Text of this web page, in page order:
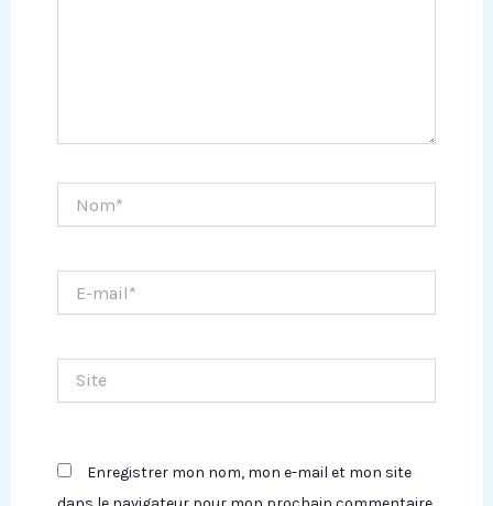
mail*
Enregistrer mon nom, mon e-mail et mon site